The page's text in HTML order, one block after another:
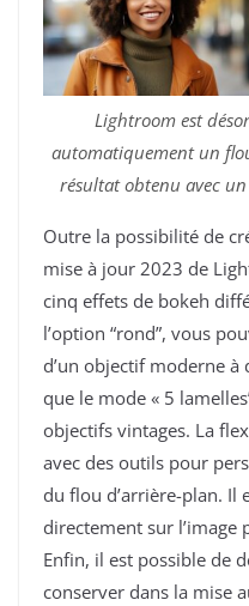
Lightroom est
automatiquement un
résultat obtenu avec
Outre la possibilité de
mise à jour 2023 de
cinq effets de bokeh
l’option “rond”, vous
d’un objectif moderne
que le mode « 5
objectifs vintages. La
avec des outils pour
du flou d’arrière-plan. Il
directement sur
Enfin, il est possible de
conserver dans la mise